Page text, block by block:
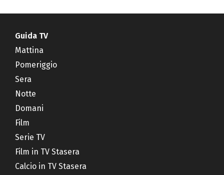
Guida TV
Mattina
Pomeriggio
Sera
Notte
Domani
Film
Serie TV
Film in TV Stasera
Calcio in TV Stasera